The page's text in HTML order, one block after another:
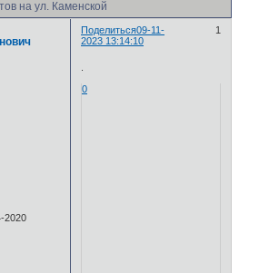
на ул. Каменской
Поделиться 1
09-11-
2023 13:14:10
2020
0